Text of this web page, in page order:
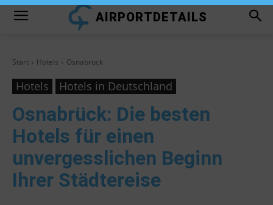
AIRPORTDETAILS
Start Hotels Osnabrück
Hotels Hotels in Deutschland
Osnabrück: Die besten
Hotels für einen
unvergesslichen Beginn
Ihrer Städtereise